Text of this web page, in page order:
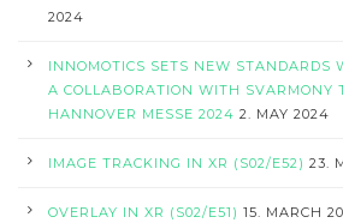
2024
INNOMOTICS SETS NEW STANDARDS
A COLLABORATION WITH SVARMONY
HANNOVER MESSE 2024 2. MAY 2024
IMAGE TRACKING IN XR (S02/E52) 23.
OVERLAY IN XR (S02/E51) 15. MARCH